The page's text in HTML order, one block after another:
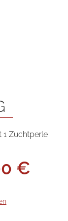
1 Zuchtperle
€
€